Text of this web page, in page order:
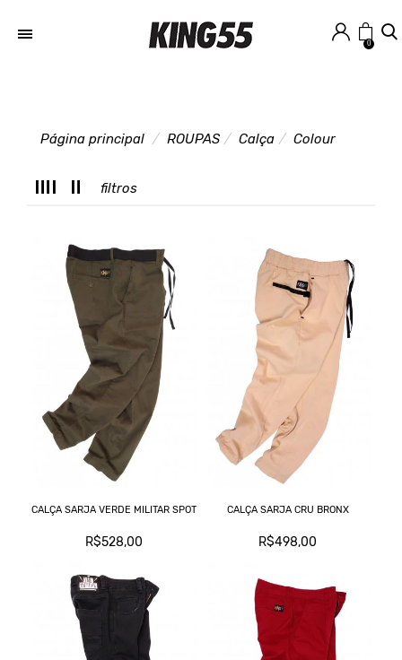
0
Página principal ROUPAS Calça Colour
filtros
CALÇA SARJA VERDE MILITAR SPOT
R$528,00
CALÇA SARJA CRU BRONX
R$498,00